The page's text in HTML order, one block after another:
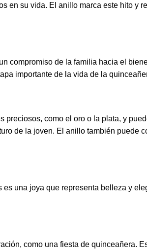
en su vida. El anillo marca este hito y
compromiso de la familia hacia el
importante de la vida de la
preciosos, como el oro o la plata, y
de la joven. El anillo también puede
una joya que representa belleza y
como una fiesta de quinceañera.